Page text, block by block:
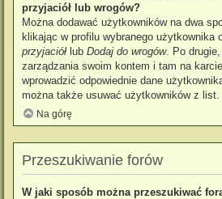
przyjaciół lub wrogów?
Można dodawać użytkowników na dwa
klikając w profilu wybranego użytkownika
przyjaciół lub Dodaj do wrogów. Po
zarządzania swoim kontem i tam na karcie
wprowadzić odpowiednie dane
można także usuwać użytkowników z list.
Na górę
Przeszukiwanie forów
W jaki sposób można przeszukiwać